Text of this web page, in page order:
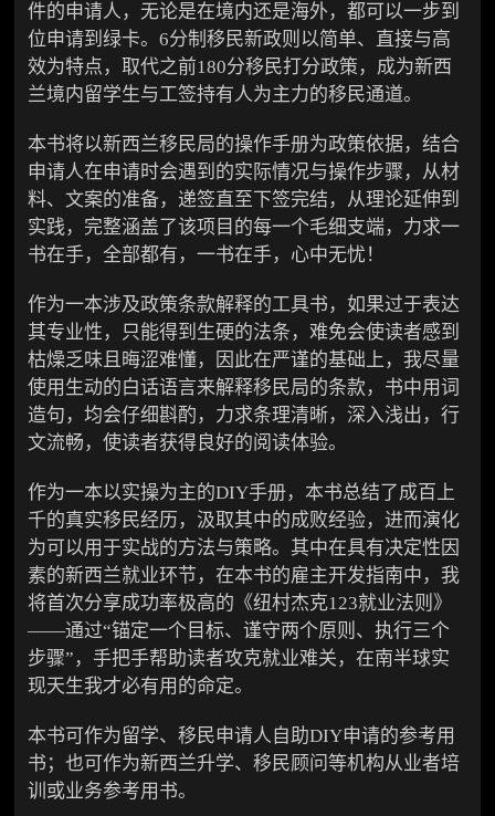
件的申请人，无论是在境内还是海外，都可以一步到
位申请到绿卡。6分制移民新政则以简单、直接与高
效为特点，取代之前180分移民打分政策，成为新西
兰境内留学生与工签持有人为主力的移民通道。
本书将以新西兰移民局的操作手册为政策依据，结合
申请人在申请时会遇到的实际情况与操作步骤，从材
料、文案的准备，递签直至下签完结，从理论延伸到
实践，完整涵盖了该项目的每一个毛细支端，力求一
书在手，全部都有，一书在手，心中无忧！
作为一本涉及政策条款解释的工具书，如果过于表达
其专业性，只能得到生硬的法条，难免会使读者感到
枯燥乏味且晦涩难懂，因此在严谨的基础上，我尽量
使用生动的白话语言来解释移民局的条款，书中用词
造句，均会仔细斟酌，力求条理清晰，深入浅出，行
文流畅，使读者获得良好的阅读体验。
作为一本以实操为主的DIY手册，本书总结了成百上
千的真实移民经历，汲取其中的成败经验，进而演化
为可以用于实战的方法与策略。其中在具有决定性因
素的新西兰就业环节，在本书的雇主开发指南中，我
将首次分享成功率极高的《纽村杰克123就业法则》
——通过“锚定一个目标、谨守两个原则、执行三个
步骤”，手把手帮助读者攻克就业难关，在南半球实
现天生我才必有用的命定。
本书可作为留学、移民申请人自助DIY申请的参考用
书；也可作为新西兰升学、移民顾问等机构从业者培
训或业务参考用书。